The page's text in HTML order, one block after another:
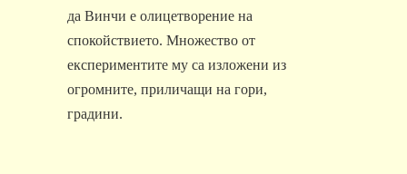
да Винчи е олицетворение на
спокойствието. Множество от
експериментите му са изложени из
огромните, приличащи на гори,
градини.